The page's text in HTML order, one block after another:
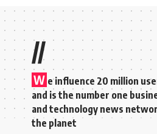
//
W e influence 20 million
and is the number one
and technology news
the planet